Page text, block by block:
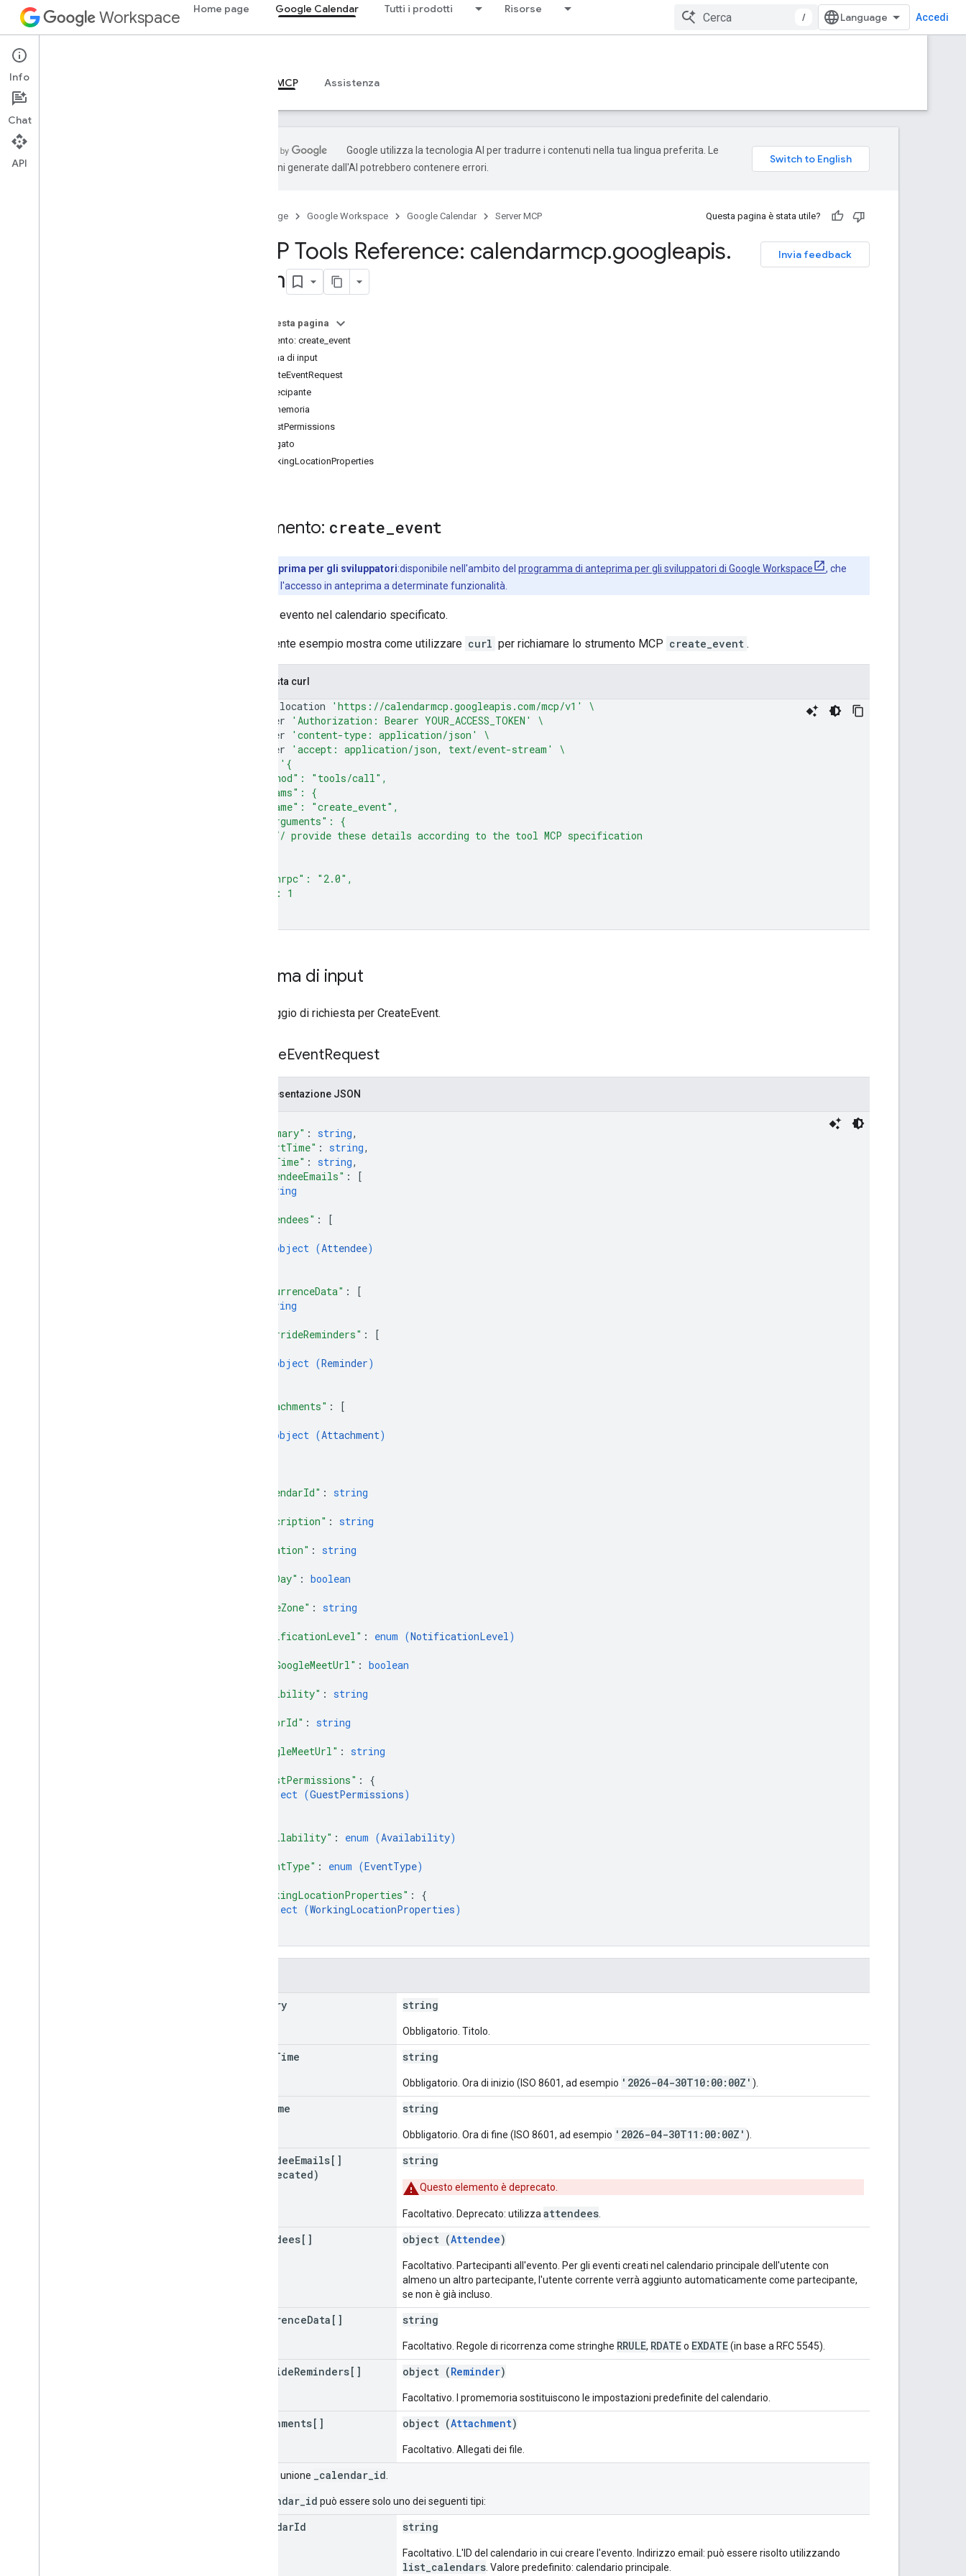
Workspace Home page Google Calendar Tutti i prodotti Risorse
/ Accedi
Google Calendar
Panoramica Server MCP Assistenza
Google utilizza la tecnologia AI per tradurre i contenuti nella tua lingua preferita. Le
traduzioni generate dall'AI potrebbero contenere errori.
Home page Google Workspace Google Calendar Server MCP Questa pagina è stata utile?
Invia feedback
MCP Tools Reference: calendarmcp.googleapis.
com
Su questa pagina
Strumento: create_event
Schema di input
CreateEventRequest
Partecipante
Promemoria
GuestPermissions
Allegato
WorkingLocationProperties
Strumento: create event
Anteprima per gli sviluppatori:disponibile nell'ambito del programma di anteprima per gli sviluppatori di Google Workspace
, che
concede l'accesso in anteprima a determinate funzionalità.
Crea un evento nel calendario specificato.
Il seguente esempio mostra come utilizzare curl per richiamare lo strumento MCP create_event .
Richiesta curl
--location 'https://calendarmcp.googleapis.com/mcp/v1'
\
--header
'Authorization: Bearer YOUR_ACCESS_TOKEN'
\
--header
'content-type: application/json'
\
--header
'accept: application/json, text/event-stream'
\
'{
  "method": "tools/call",
  "params": {
    "name": "create_event",
    "arguments": {
      // provide these details according to the tool MCP specification
  "jsonrpc": "2.0",
  "id": 1
Schema di input
Messaggio di richiesta per CreateEvent.
CreateEventRequest
Rappresentazione JSON
"summary" : string,
"startTime" : string,
"endTime" : string,
"attendeeEmails" :
[
string
"attendees" :
[
object (Attendee)
"recurrenceData" :
[
string
"overrideReminders" :
[
object (Reminder)
"attachments" :
[
object (Attachment)
"calendarId" : string
"description" : string
"location" : string
"allDay" : boolean
"timeZone" : string
"notificationLevel" : enum (NotificationLevel)
"addGoogleMeetUrl" : boolean
"visibility" : string
"colorId" : string
"googleMeetUrl" : string
"guestPermissions" : {
object (GuestPermissions)
"availability" : enum (Availability)
"eventType" : enum (EventType)
"workingLocationProperties" : {
object (WorkingLocationProperties)
summary string
Obbligatorio. Titolo.
Time string
Obbligatorio. Ora di inizio (ISO 8601, ad esempio '2026-04-30T10:00:00Z' ).
Time string
Obbligatorio. Ora di fine (ISO 8601, ad esempio '2026-04-30T11:00:00Z' ).
attendeeEmails[]
(deprecated)
string
Questo elemento è deprecato.
Facoltativo. Deprecato: utilizza attendees
attendees[] object (Attendee)
Facoltativo. Partecipanti all'evento. Per gli eventi creati nel calendario principale dell'utente con
almeno un altro partecipante, l'utente corrente verrà aggiunto automaticamente come partecipante,
se non è già incluso.
recurrenceData[] string
Facoltativo. Regole di ricorrenza come stringhe RRULE, RDATEo EXDATE(in base a RFC 5545).
overrideReminders[] object (Reminder)
Facoltativo. I promemoria sostituiscono le impostazioni predefinite del calendario.
attachments[] object (Attachment)
Facoltativo. Allegati dei file.
Campo unione _calendar_id
_calendar_id può essere solo uno dei seguenti tipi:
calendarId string
Facoltativo. L'ID del calendario in cui creare l'evento. Indirizzo email: può essere risolto utilizzando
list_calendars . Valore predefinito: calendario principale.
Info
Chat
API